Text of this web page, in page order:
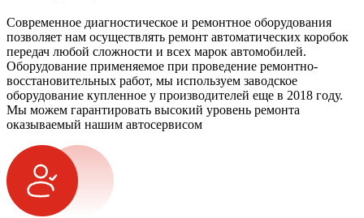
Современное диагностическое и ремонтное оборудования
позволяет нам осуществлять ремонт автоматических коробок
передач любой сложности и всех марок автомобилей.
Оборудование применяемое при проведение ремонтно-
восстановительных работ, мы используем заводское
оборудование купленное у производителей еще в 2018 году.
Мы можем гарантировать высокий уровень ремонта
оказываемый нашим автосервисом